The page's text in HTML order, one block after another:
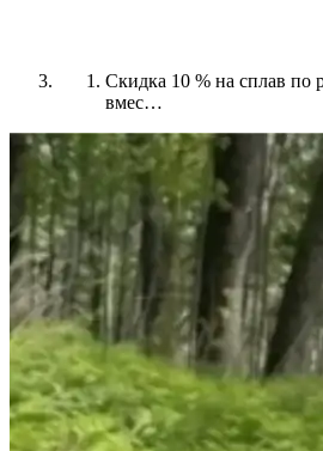
Скидка 10 % на сплав по
вмес…